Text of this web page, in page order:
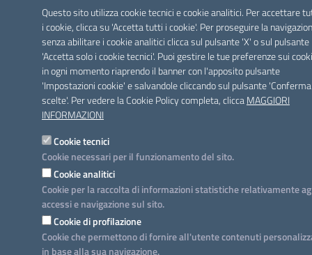
Questo sito utilizza cookie tecnici e cookie analitici. Per accettare
i cookie, clicca su 'Accetta tutti i cookie'. Per proseguire la
senza abilitare i cookie analitici clicca sul pulsante 'X' o sul pulsante
'Accetta solo i cookie tecnici'. Puoi gestire le tue preferenze sui
in ogni momento riaprendo il banner con l'apposito pulsante
'Impostazioni cookie' e salvandole cliccando sul pulsante
scelte'. Per vedere la Cookie Policy completa, cliccaMAGGIORI
INFORMAZIONI
Cookie tecnici
Cookie necessari per il funzionamento del sito.
Cookie analitici
Cookie per la raccolta di informazioni statistiche relativamente
accessi e navigazione sul sito.
Cookie di profilazione
Cookie che permettono di fornire all'utente contenuti
in base alla sua navigazione.